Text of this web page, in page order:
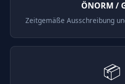
ÖNORM /
Zeitgemäße Ausschreibung
📦